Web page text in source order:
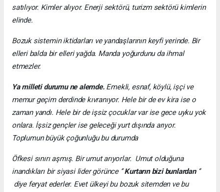
satılıyor. Kimler alıyor. Enerji sektörü, turizm sektörü kimlerin
elinde.
Bozuk sistemin iktidarları ve yandaşlarının keyfi yerinde. Bir
elleri balda bir elleri yağda. Manda yoğurdunu da ihmal
etmezler.
Ya milleti durumu ne alemde.Emekli, esnaf, köylü, işçi ve
memur geçim derdinde kıvranıyor. Hele bir de ev kira ise o
zaman yandı. Hele bir de işsiz çocuklar var ise gece uyku yok
onlara. İşsiz gençler ise geleceği yurt dışında arıyor.
Toplumun büyük çoğunluğu bu durumda
Öfkesi sınırı aşmış. Bir umut arıyorlar. Umut olduğuna
inandıkları bir siyasi lider görünce ‘’Kurtarın bizi bunlardan‘’
diye feryat ederler. Evet ülkeyi bu bozuk sitemden ve bu